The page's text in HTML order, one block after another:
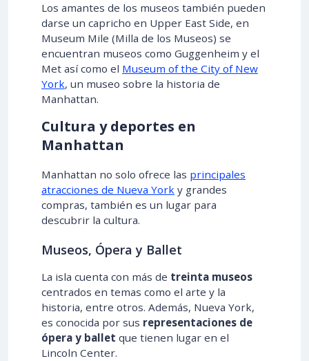
Los amantes de los museos también pueden
darse un capricho en Upper East Side, en
Museum Mile (Milla de los Museos) se
encuentran museos como Guggenheim y el
Met así como el Museum of the City of New
York, un museo sobre la historia de
Manhattan.
Cultura y deportes en
Manhattan
Manhattan no solo ofrece las principales
atracciones de Nueva York y grandes
compras, también es un lugar para
descubrir la cultura.
Museos, Ópera y Ballet
La isla cuenta con más de treinta museos
centrados en temas como el arte y la
historia, entre otros. Además, Nueva York,
es conocida por sus representaciones de
ópera y ballet que tienen lugar en el
Lincoln Center.